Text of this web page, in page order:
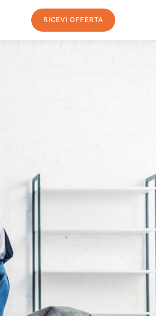
RICEVI OFFERTA